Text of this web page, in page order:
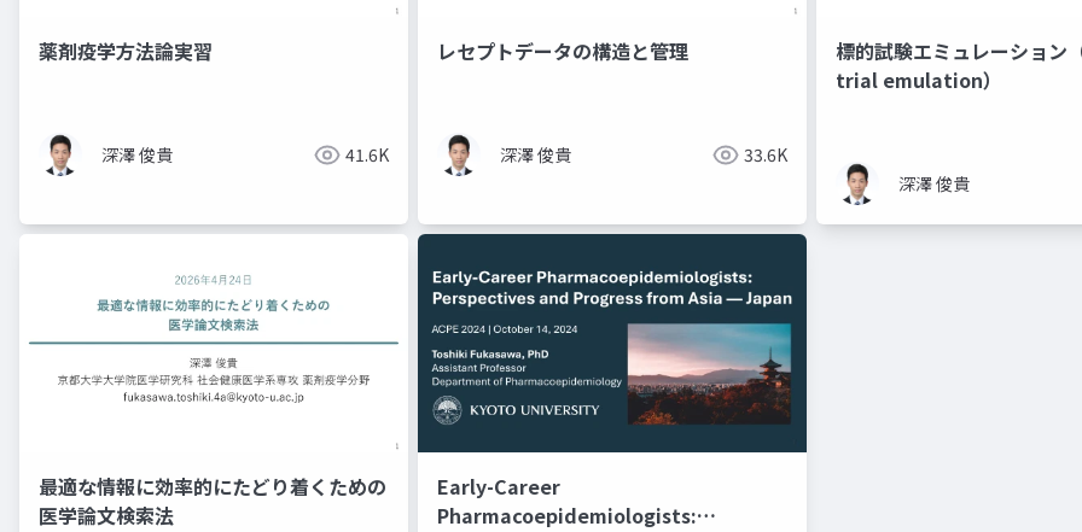
薬剤疫学方法論実習
深澤 俊貴 41.6K
レセプトデータの構造と管理
深澤 俊貴 33.6K
標的試験エミュレーショ
trial emulation）
深澤 俊貴
最適な情報に効率的にたどり着くための
医学論文検索法
Early-Career
Pharmacoepidemiologists: